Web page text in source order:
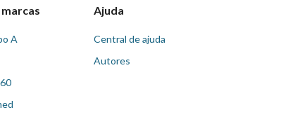
A
Ajuda
Central de ajuda
Autores